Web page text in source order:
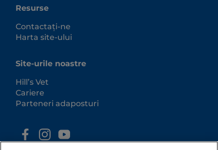
Resurse
Contactați-ne
Harta site-ului
Site-urile noastre
Hill’s Vet
Cariere
Parteneri adaposturi